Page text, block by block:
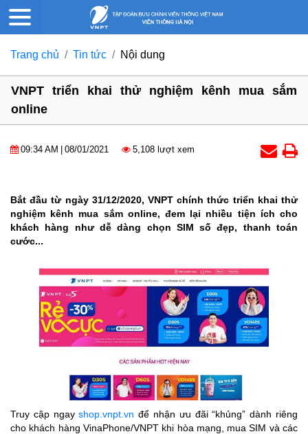
Trang chủ Tin tức Nội dung
VNPT triển khai thử nghiệm kênh mua sắm
online
09:34 AM 08/01/2021 5,108 lượt xem
Bắt đầu từ ngày 31/12/2020, VNPT chính thức triển khai thử
nghiệm kênh mua sắm online, đem lại nhiều tiện ích cho
khách hàng như dễ dàng chọn SIM số đẹp, thanh toán
cước...
Truy cập ngayshop.vnpt.vn để nhận ưu đãi “khủng” dành riêng
cho khách hàng VinaPhone/VNPT khi hòa mạng, mua SIM và các